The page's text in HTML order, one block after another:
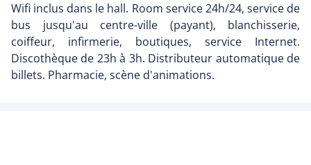
Wifi inclus dans le hall. Room service 24h/24, service de
bus jusqu'au centre-ville (payant), blanchisserie,
coiffeur, infirmerie, boutiques, service Internet.
Discothèque de 23h à 3h. Distributeur automatique de
billets. Pharmacie, scène d'animations.